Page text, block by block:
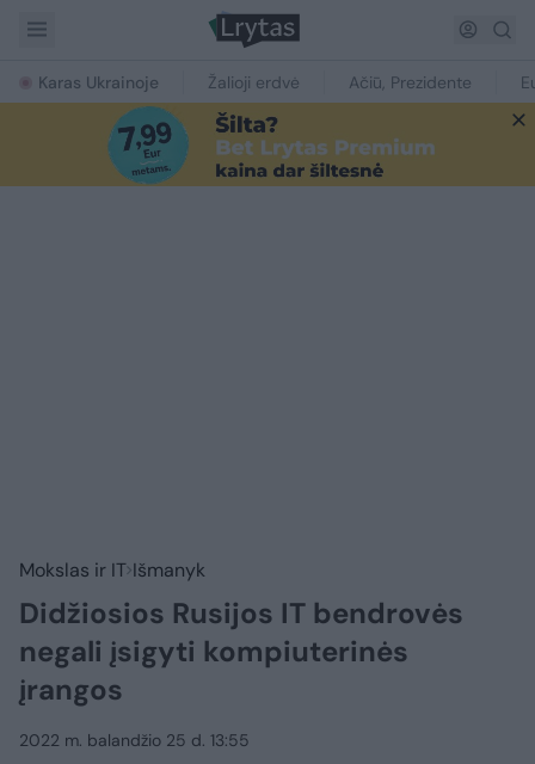
Karas Ukrainoje Žalioji erdvė Ačiū, Prezidente
Mokslas ir IT Išmanyk
Didžiosios Rusijos IT bendrovės
negali įsigyti kompiuterinės
įrangos
2022 m. balandžio 25 d. 13:55